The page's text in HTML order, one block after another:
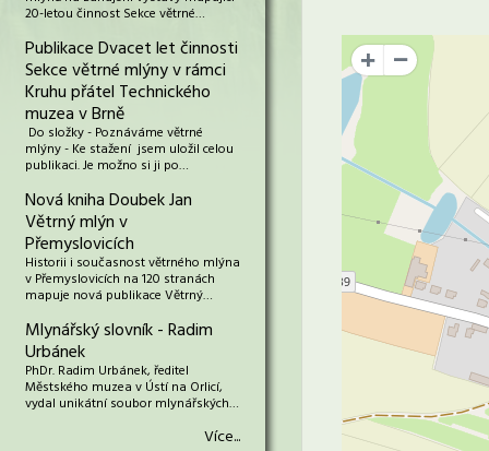
20-letou činnost Sekce větrné…
Publikace Dvacet let činnosti
Sekce větrné mlýny v rámci
Kruhu přátel Technického
muzea v Brně
Do složky - Poznáváme větrné
mlýny - Ke stažení jsem uložil celou
publikaci. Je možno si ji po…
Nová kniha Doubek Jan
Větrný mlýn v
Přemyslovicích
Historii i současnost větrného mlýna
v Přemyslovicích na 120 stranách
mapuje nová publikace Větrný…
Mlynářský slovník - Radim
Urbánek
PhDr. Radim Urbánek, ředitel
Městského muzea v Ústí na Orlicí,
vydal unikátní soubor mlynářských…
Více...
+